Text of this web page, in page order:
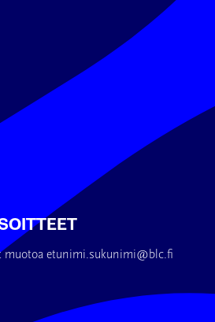
muotoa etunimi.sukunimi@blc.fi